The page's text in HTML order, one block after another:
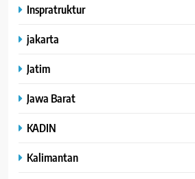
Inspratruktur
jakarta
Jatim
Jawa Barat
KADIN
Kalimantan